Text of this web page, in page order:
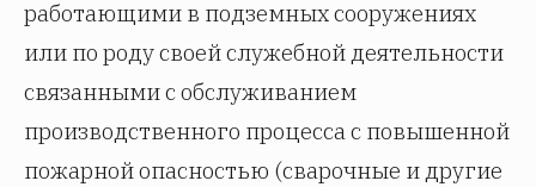
работающими в подземных сооружениях
или по роду своей служебной деятельности
связанными с обслуживанием
производственного процесса с повышенной
пожарной опасностью (сварочные и другие